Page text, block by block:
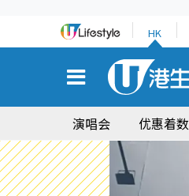
HK
演唱会 优惠着数